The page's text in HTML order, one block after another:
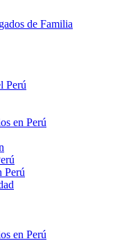
Perú
en Perú
Perú
en Perú